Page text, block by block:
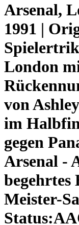
Arsenal,
1991 |
London
von
im
gegen
Arsenal -
Meister-